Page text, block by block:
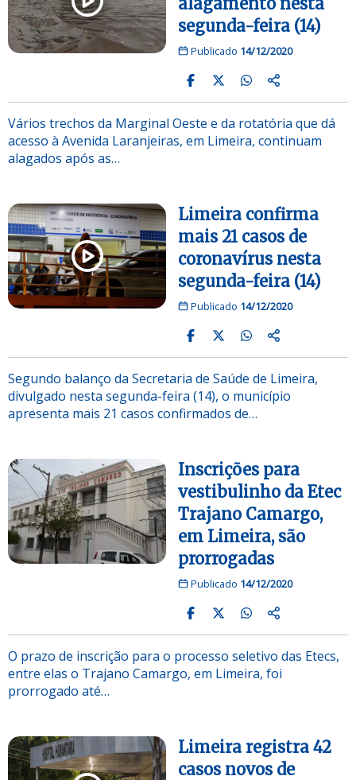
segunda-feira (14)
Publicado 14/12/2020
Vários trechos da Marginal Oeste e da rotatória que dá
acesso à Avenida Laranjeiras, em Limeira, continuam
alagados após as…
Limeira confirma
mais 21 casos de
coronavírus nesta
segunda-feira (14)
Publicado 14/12/2020
Segundo balanço da Secretaria de Saúde de Limeira,
divulgado nesta segunda-feira (14), o município
apresenta mais 21 casos confirmados de…
Inscrições para
vestibulinho da Etec
Trajano Camargo,
em Limeira, são
prorrogadas
Publicado 14/12/2020
O prazo de inscrição para o processo seletivo das Etecs,
entre elas o Trajano Camargo, em Limeira, foi
prorrogado até…
Limeira registra 42
casos novos de